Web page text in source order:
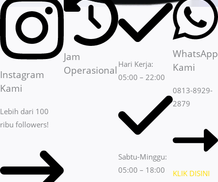
Instagram
Kami
Lebih dari 100
ribu followers!
Jam
Operasional Hari Kerja:
05:00 – 22:00
Sabtu-Minggu:
05:00 – 18:00
WhatsApp
Kami
0813-8929-
2879
KLIK DISINI